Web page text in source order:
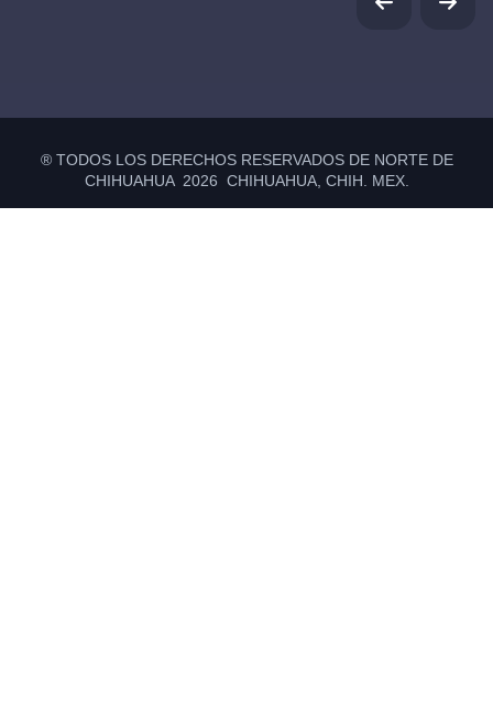
® TODOS LOS DERECHOS RESERVADOS DE NORTE DE
CHIHUAHUA 2026 CHIHUAHUA, CHIH. MEX.